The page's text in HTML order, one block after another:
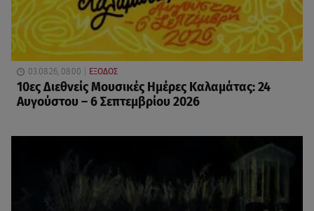
03.08.26, 08:00 ΕΞΟΔΟΣ
10ες Διεθνείς Μουσικές Ημέρες Καλαμάτας: 24
Αυγούστου – 6 Σεπτεμβρίου 2026